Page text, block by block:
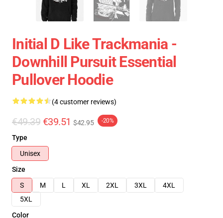
Initial D Like Trackmania -
Downhill Pursuit Essential
Pullover Hoodie
(4 customer reviews)
€49.39 €39.51 $42.95 -20%
Type
Unisex
Size
S
M L XL 2XL 3XL
4XL
5XL
Color